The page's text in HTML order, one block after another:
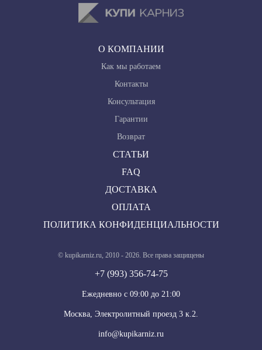
О КОМПАНИИ
Как мы работаем
Контакты
Консультация
Гарантии
Возврат
СТАТЬИ
FAQ
ДОСТАВКА
ОПЛАТА
ПОЛИТИКА КОНФИДЕНЦИАЛЬНОСТИ
© kupikarniz.ru, 2010 - 2026. Все права защищены
+7 (993) 356-74-75
Eжедневно с 09:00 до 21:00
Москва, Электролитный проезд 3 к.2.
info@kupikarniz.ru